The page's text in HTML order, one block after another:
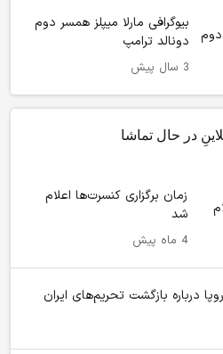
بیوگرافی مارلا میپلز همسر دوم
دونالد ترامپ
3 سال پیش
در حال تماشا
زمان برگزاری کنسرت‌ها اعلام
شد
4 ماه پیش
درباره بازگشت تحریم‌های ایران